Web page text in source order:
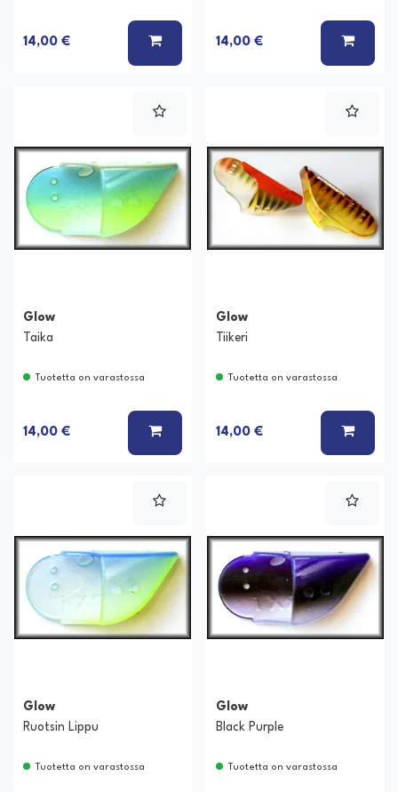
14,00 € LISÄÄ KORIIN
14,00 € LISÄÄ
Glow
Taika
Tuotetta on varastossa
14,00 € LISÄÄ KORIIN
Glow
Tiikeri
Tuotetta on varastossa
14,00 € LISÄÄ
Glow
Ruotsin Lippu
Tuotetta on varastossa
Glow
Black Purple
Tuotetta on varastossa